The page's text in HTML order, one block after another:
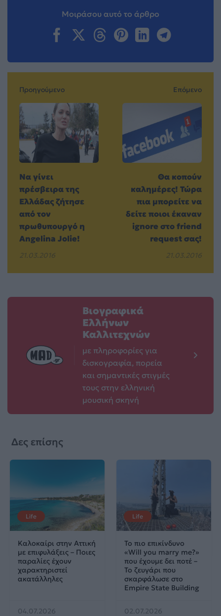
Μοιράσου αυτό το άρθρο
Προηγούμενο
Να γίνει
πρέσβειρα της
Ελλάδας ζήτησε
από τον
πρωθυπουργό η
Angelina Jolie!
21.03.2016
Επόμενο
Θα κοπούν
καλημέρες! Τώρα
πια μπορείτε να
δείτε ποιοι έκαναν
ignore στο friend
request σας!
21.03.2016
Βιογραφικά
Ελλήνων
Καλλιτεχνών
με πληροφορίες για
δισκογραφία, πορεία
και σημαντικές στιγμές
τους στην ελληνική
μουσική σκηνή
Δες επίσης
Life
Καλοκαίρι στην Αττική
με επιφυλάξεις – Ποιες
παραλίες έχουν
χαρακτηριστεί
ακατάλληλες
04.07.2026
Life
Το πιο επικίνδυνο
«Will you marry me?»
που έχουμε δει ποτέ –
Το ζευγάρι που
σκαρφάλωσε στο
Empire State Building
02.07.2026